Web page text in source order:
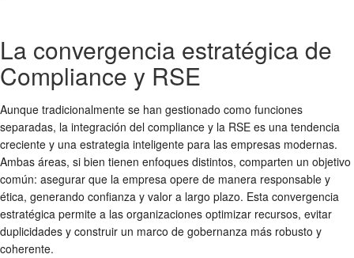
La convergencia estratégica de
Compliance y RSE
Aunque tradicionalmente se han gestionado como funciones
separadas, la integración del compliance y la RSE es una tendencia
creciente y una estrategia inteligente para las empresas modernas.
Ambas áreas, si bien tienen enfoques distintos, comparten un objetivo
común: asegurar que la empresa opere de manera responsable y
ética, generando confianza y valor a largo plazo. Esta convergencia
estratégica permite a las organizaciones optimizar recursos, evitar
duplicidades y construir un marco de gobernanza más robusto y
coherente.